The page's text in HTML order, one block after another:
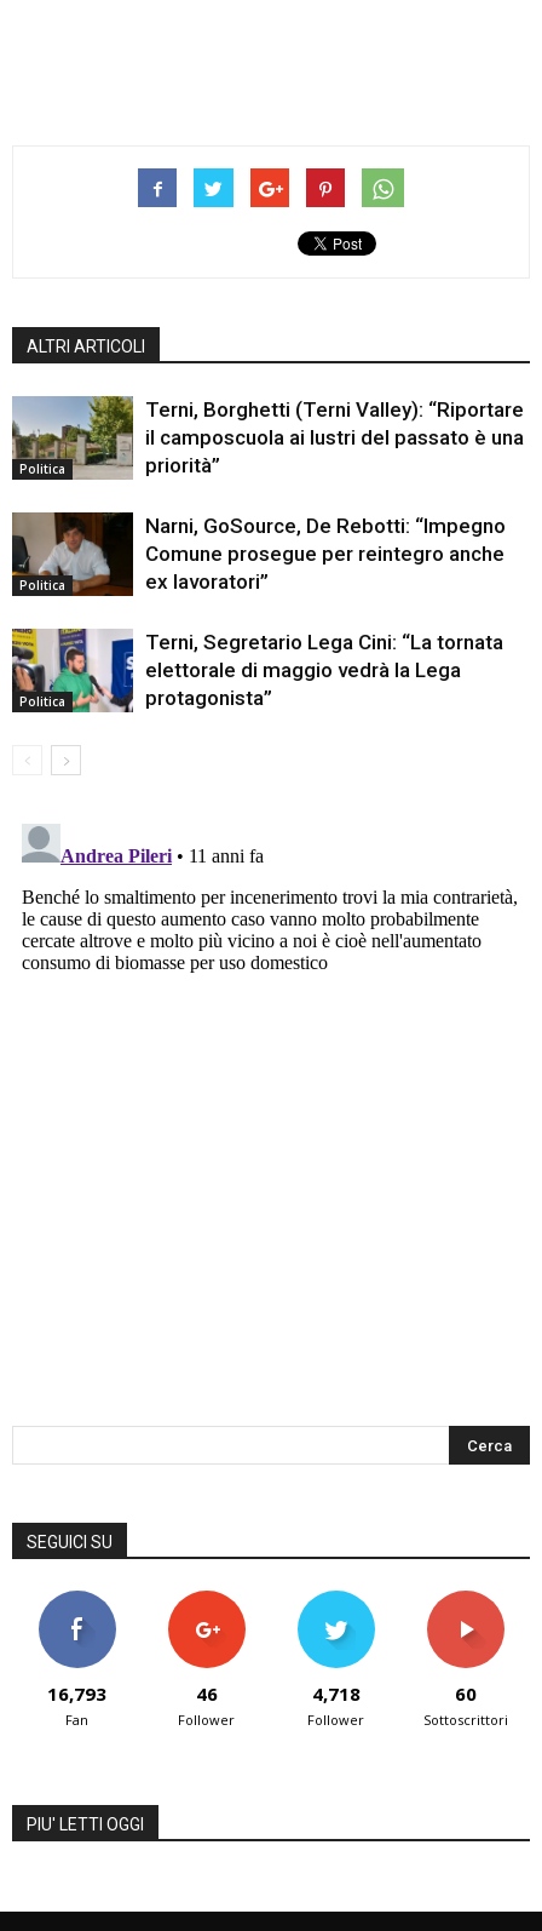
ALTRI ARTICOLI
Politica
Terni, Borghetti (Terni Valley): “Riportare
il camposcuola ai lustri del passato è una
priorità”
Politica
Narni, GoSource, De Rebotti: “Impegno
Comune prosegue per reintegro anche
ex lavoratori”
Politica
Terni, Segretario Lega Cini: “La tornata
elettorale di maggio vedrà la Lega
protagonista”
SEGUICI SU
16,793
Fan
46
Follower
4,718
Follower
60
Sottoscrittori
PIU' LETTI OGGI